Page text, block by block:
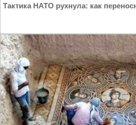
Тактика НАТО рухнула: как